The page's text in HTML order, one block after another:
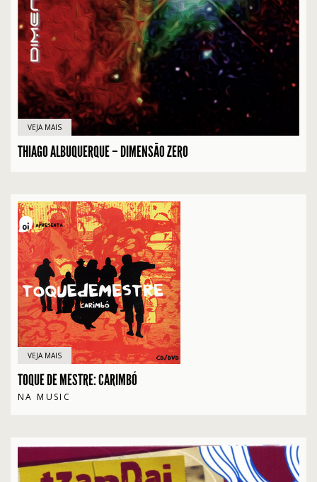
VEJA MAIS
THIAGO ALBUQUERQUE – DIMENSÃO ZERO
VEJA MAIS
TOQUE DE MESTRE: CARIMBÓ
NA MUSIC